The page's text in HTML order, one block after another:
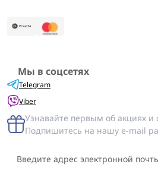
Мы в соцсетях
Telegram
Viber
Узнавайте первым об акциях и
Подпишитесь на нашу e-mail